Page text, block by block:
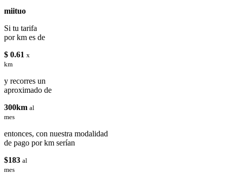
miituo
Si tu tarifa
por km es de
$ 0.61 x
km
y recorres un
aproximado de
300km al
mes
entonces, con nuestra modalidad
de pago por km serían
$183 al
mes